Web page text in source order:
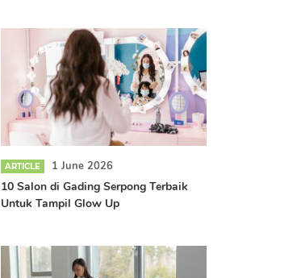
ARTICLE 1 June 2026
10 Salon di Gading Serpong Terbaik
Untuk Tampil Glow Up